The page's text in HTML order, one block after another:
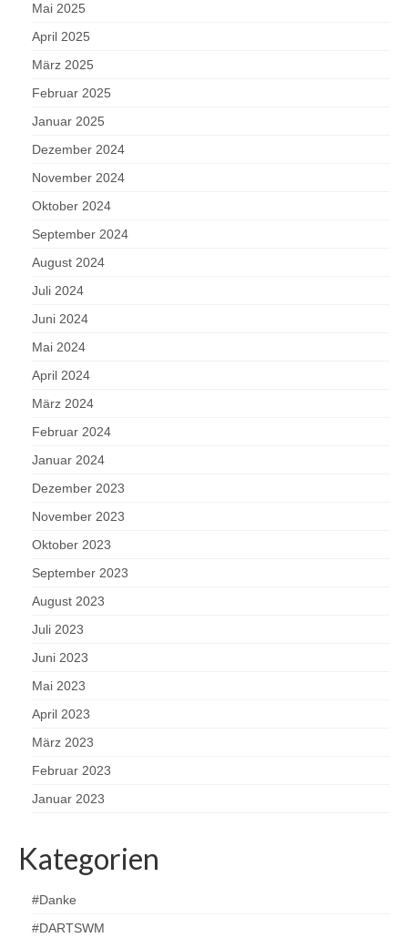
Mai 2025
April 2025
März 2025
Februar 2025
Januar 2025
Dezember 2024
November 2024
Oktober 2024
September 2024
August 2024
Juli 2024
Juni 2024
Mai 2024
April 2024
März 2024
Februar 2024
Januar 2024
Dezember 2023
November 2023
Oktober 2023
September 2023
August 2023
Juli 2023
Juni 2023
Mai 2023
April 2023
März 2023
Februar 2023
Januar 2023
Kategorien
#Danke
#DARTSWM